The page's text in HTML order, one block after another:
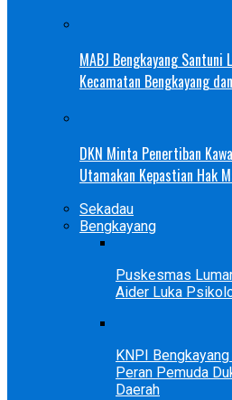
MABJ Bengkayang
Kecamatan Bengkayang
DKN Minta Penertiban
Utamakan Kepastian Hak
Sekadau
Bengkayang
Puskesmas
Aider Luka
KNPI
Peran Pemuda
Daerah